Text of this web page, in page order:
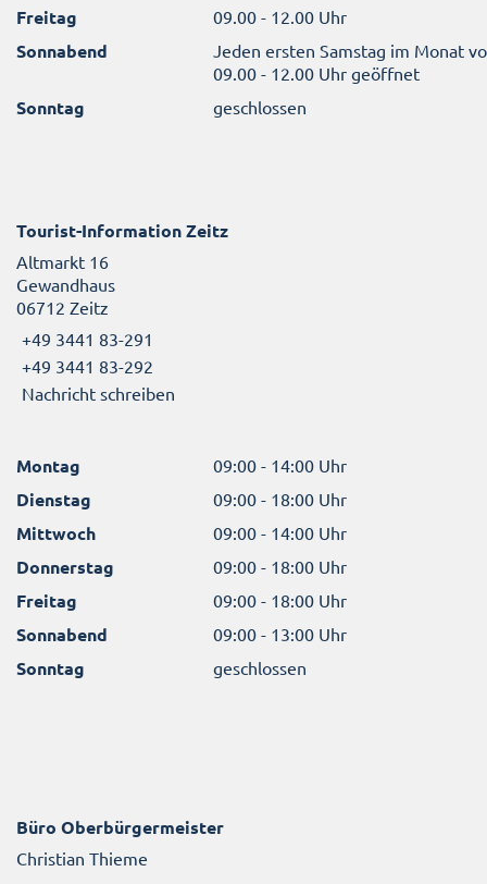
Freitag 09.00 - 12.00 Uhr
Sonnabend
Jeden ersten Samstag im Monat
09.00 - 12.00 Uhr geöffnet
Sonntag geschlossen
Tourist-Information Zeitz
Altmarkt 16
Gewandhaus
06712 Zeitz
+49 3441 83-291
+49 3441 83-292
Nachricht schreiben
Montag 09:00 - 14:00 Uhr
Dienstag 09:00 - 18:00 Uhr
Mittwoch 09:00 - 14:00 Uhr
Donnerstag 09:00 - 18:00 Uhr
Freitag 09:00 - 18:00 Uhr
Sonnabend 09:00 - 13:00 Uhr
Sonntag geschlossen
Büro Oberbürgermeister
Christian Thieme